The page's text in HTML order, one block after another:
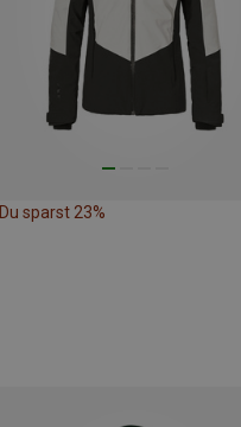
Du sparst 23%